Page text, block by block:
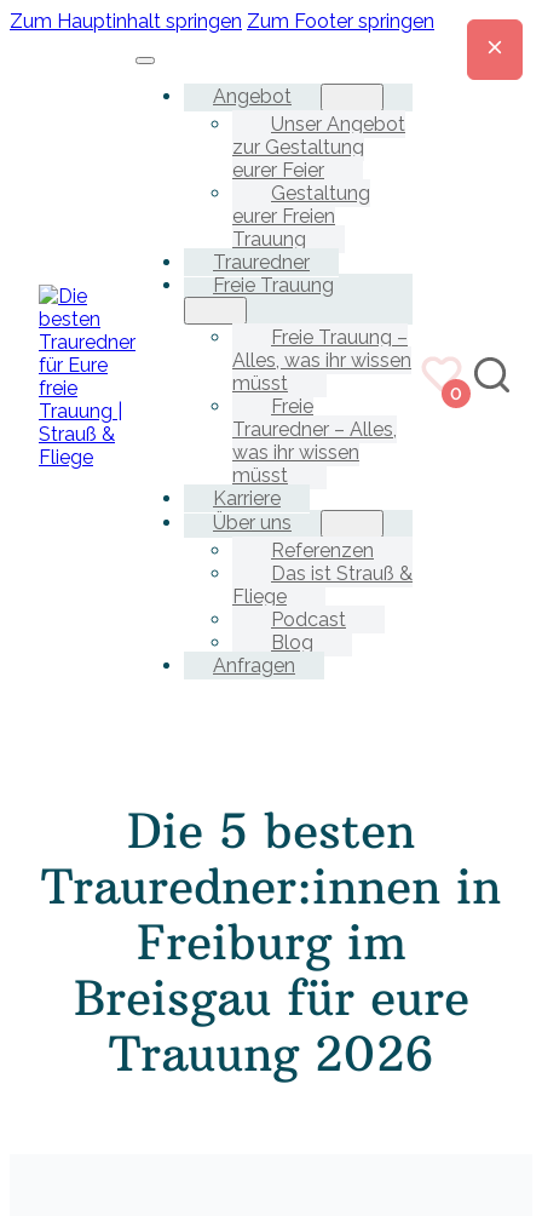
Zum Hauptinhalt springen Zum Footer springen
Angebot
Unser Angebot
zur Gestaltung
eurer Feier
Gestaltung
eurer Freien
Trauung
Trauredner
Freie Trauung
Freie Trauung –
Alles, was ihr wissen
müsst
Freie
Trauredner – Alles,
was ihr wissen
müsst
Karriere
Über uns
Referenzen
Das ist Strauß &
Fliege
Podcast
Blog
Anfragen
0
Die 5 besten
Trauredner:innen in
Freiburg im
Breisgau für eure
Trauung 2026